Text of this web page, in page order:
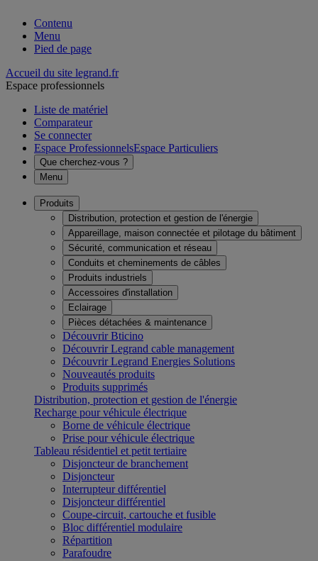
Contenu
Menu
Pied de page
Accueil du site legrand.fr
Espace professionnels
Liste de matériel
Comparateur
Se connecter
Espace ProfessionnelsEspace Particuliers
Que cherchez-vous ?
Menu
Produits
Distribution, protection et gestion de l'énergie
Appareillage, maison connectée et pilotage du bâtiment
Sécurité, communication et réseau
Conduits et cheminements de câbles
Produits industriels
Accessoires d'installation
Eclairage
Pièces détachées & maintenance
Découvrir Bticino
Découvrir Legrand cable management
Découvrir Legrand Energies Solutions
Nouveautés produits
Produits supprimés
Distribution, protection et gestion de l'énergie
Recharge pour véhicule électrique
Borne de véhicule électrique
Prise pour véhicule électrique
Tableau résidentiel et petit tertiaire
Disjoncteur de branchement
Disjoncteur
Interrupteur différentiel
Disjoncteur différentiel
Coupe-circuit, cartouche et fusible
Bloc différentiel modulaire
Répartition
Parafoudre